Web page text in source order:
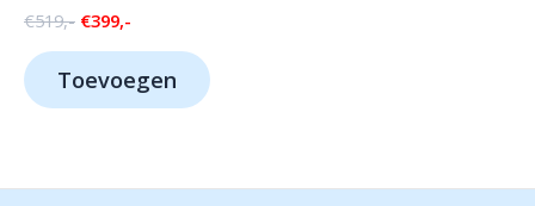
€519,- Oorspronkelijke
€519,-.
€399,-
€399,-.
Toevoegen